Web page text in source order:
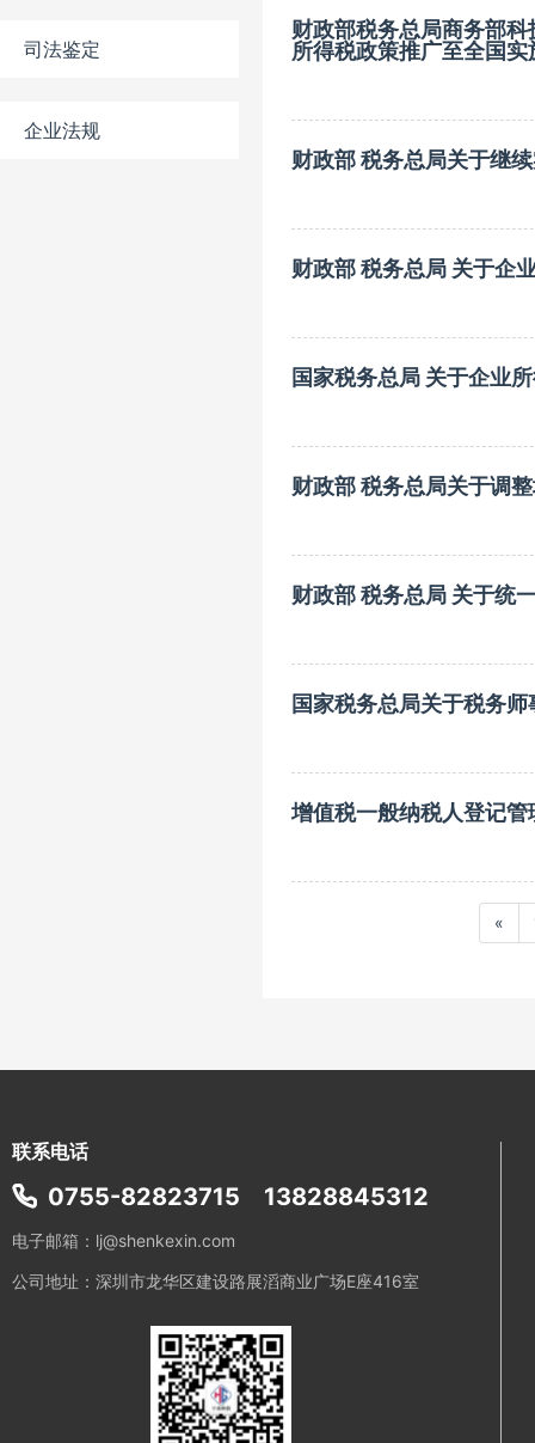
司法鉴定
企业法规
财政部税务总局商务部
所得税政策推广至全国实
财政部 税务总局关于继
财政部 税务总局 关于企
国家税务总局 关于企业
财政部 税务总局关于调
财政部 税务总局 关于统
国家税务总局关于税务
增值税一般纳税人登记管
«
联系电话
0755-82823715 13828845312
电子邮箱：lj@shenkexin.com
公司地址：深圳市龙华区建设路展滔商业广场E座416室